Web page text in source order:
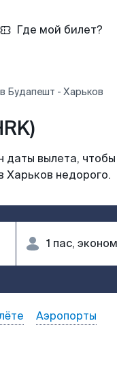
Где мой билет?
Будапешт - Харьков
даты вылета, чтобы
Харьков недорого.
Аэропорты